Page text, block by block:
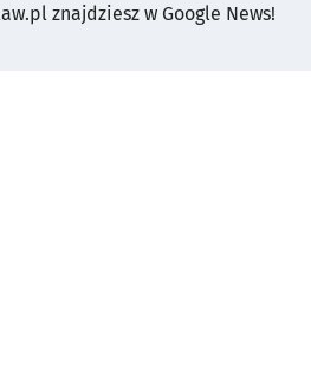
znajdziesz w Google News!